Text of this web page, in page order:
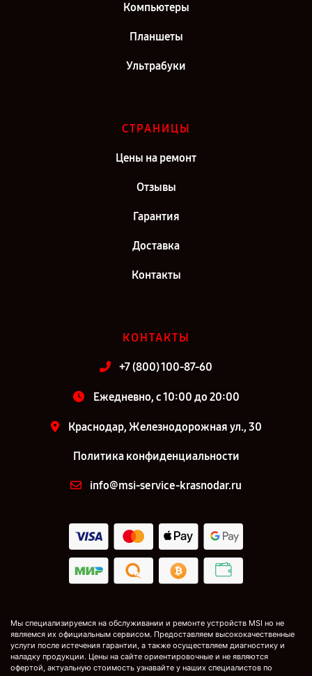
Компьютеры
Планшеты
Ультрабуки
СТРАНИЦЫ
Цены на ремонт
Отзывы
Гарантия
Доставка
Контакты
КОНТАКТЫ
+7 (800) 100-87-60
Ежедневно, с 10:00 до 20:00
Краснодар, Железнодорожная ул., 30
Политика конфиденциальности
info@msi-service-krasnodar.ru
Мы специализируемся на обслуживании и ремонте устройств MSI но не
являемся их официальным сервисом. Предоставляем высококачественные
услуги после истечения гарантии, а также осуществляем диагностику и
наладку продукции. Цены на сайте ориентировочные и не являются
офертой, актуальную стоимость узнавайте у наших специалистов по